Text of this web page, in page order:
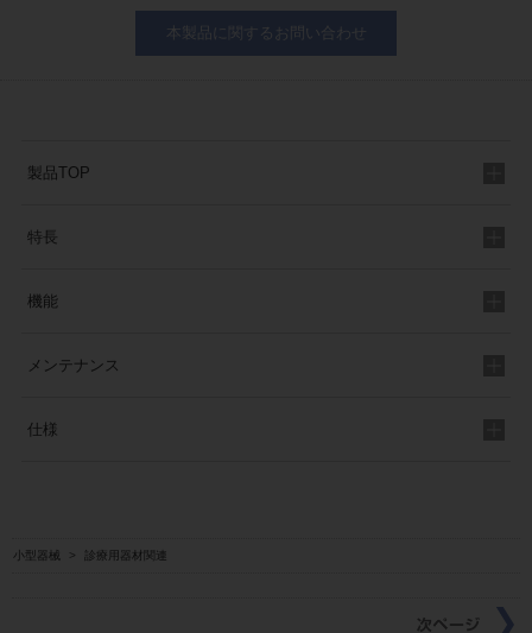
本製品に関するお問い合わせ
製品TOP
特長
機能
メンテナンス
仕様
小型器械 > 診療用器材関連